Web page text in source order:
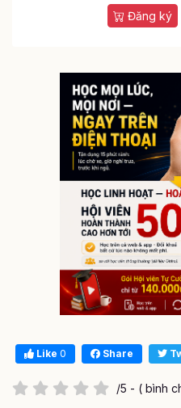
Đăng ký
Like 0 Share
/5 - ( bình